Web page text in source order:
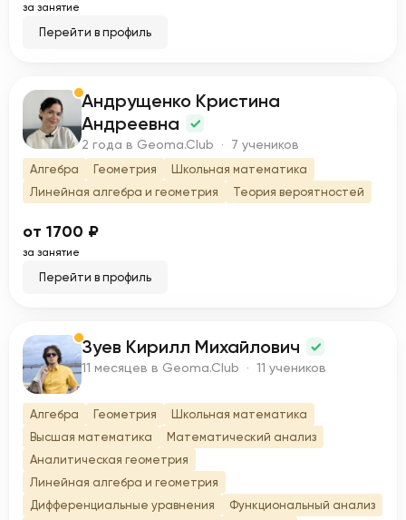
за занятие
Перейти в профиль
А
Андрущенко Кристина
Андреевна
2 года в Geoma.Club · 7 учеников
Алгебра Геометрия
Школьная математика
Линейная алгебра и геометрия
Теория вероятностей
от 1700 ₽
за занятие
Перейти в профиль
З Зуев Кирилл Михайлович
11 месяцев в Geoma.Club · 11 учеников
Алгебра Геометрия
Школьная математика
Высшая математика
Математический анализ
Аналитическая геометрия
Линейная алгебра и геометрия
Дифференциальные уравнения
Функциональный анализ